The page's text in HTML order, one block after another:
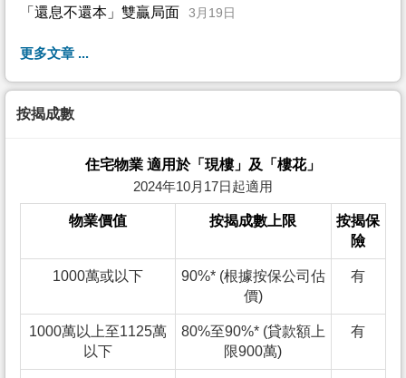
「還息不還本」雙贏局面 3月19日
更多文章 ...
按揭成數
住宅物業 適用於「現樓」及「樓花」
2024年10月17日起適用
物業價值 按揭成數上限
按揭保
險
1000萬或以下
90%* (根據按保公司估
價)
有
1000萬以上至1125萬
以下
80%至90%* (貸款額上
限900萬)
有